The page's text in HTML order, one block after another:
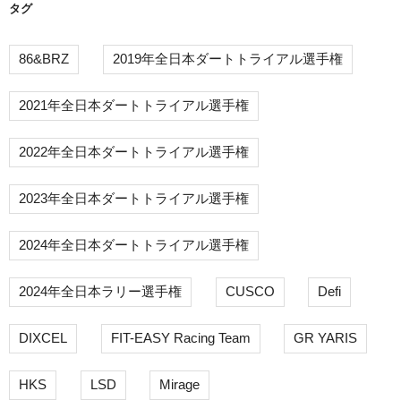
ョ
ン
タグ
86&BRZ 2019年全日本ダートトライアル選手権
2021年全日本ダートトライアル選手権
2022年全日本ダートトライアル選手権
2023年全日本ダートトライアル選手権
2024年全日本ダートトライアル選手権
2024年全日本ラリー選手権 CUSCO Defi
DIXCEL FIT-EASY Racing Team GR YARIS
HKS LSD Mirage